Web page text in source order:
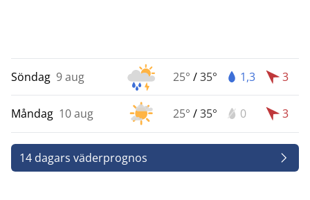
Söndag 9 aug 25° /35° 1,3 3
Måndag 10 aug 25° /35° 0 3
14 dagars väderprognos